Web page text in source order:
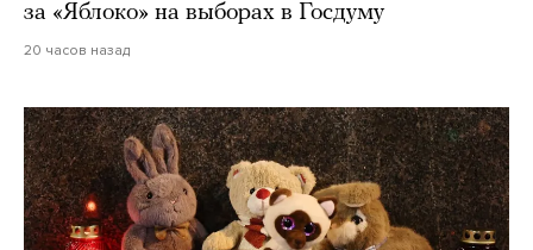
за «Яблоко» на выборах в Госдуму
20 часов назад